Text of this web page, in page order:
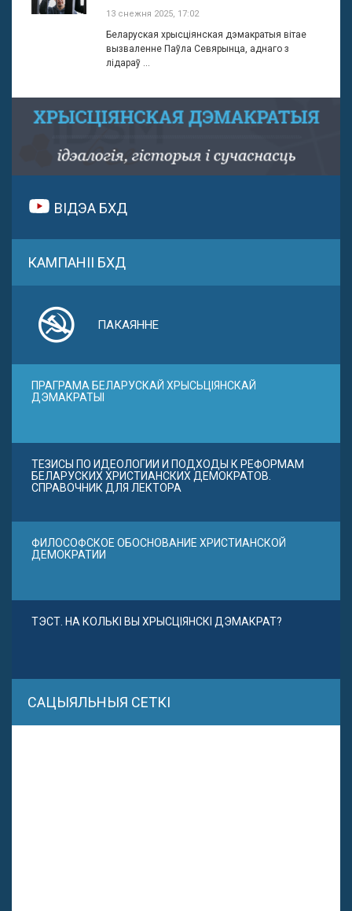
13 снежня 2025, 17:02
Беларуская хрысціянская дэмакратыя вітае
вызваленне Паўла Севярынца, аднаго з
лідараў ...
ВІДЭА БХД
КАМПАНІІ БХД
ПАКАЯННЕ
ПРАГРАМА БЕЛАРУСКАЙ ХРЫСЬЦІЯНСКАЙ
ДЭМАКРАТЫІ
ТЕЗИСЫ ПО ИДЕОЛОГИИ И ПОДХОДЫ К РЕФОРМАМ
БЕЛАРУСКИХ ХРИСТИАНСКИХ ДЕМОКРАТОВ.
СПРАВОЧНИК ДЛЯ ЛЕКТОРА
ФИЛОСОФСКОЕ ОБОСНОВАНИЕ ХРИСТИАНСКОЙ
ДЕМОКРАТИИ
ТЭСТ. НА КОЛЬКІ ВЫ ХРЫСЦІЯНСКІ ДЭМАКРАТ?
САЦЫЯЛЬНЫЯ СЕТКІ